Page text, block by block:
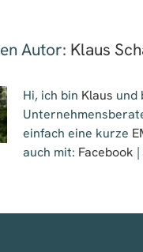
Autor: Klaus
Hi, ich bin Klaus und
einfach eine kurze
auch mit: Facebook |